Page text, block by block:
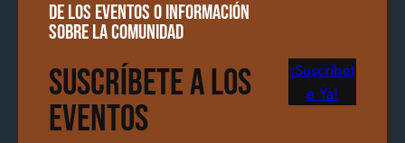
De los eventos o información
sobre la comunidad
Suscríbete a los
Eventos
¡Suscríbet
e Ya!